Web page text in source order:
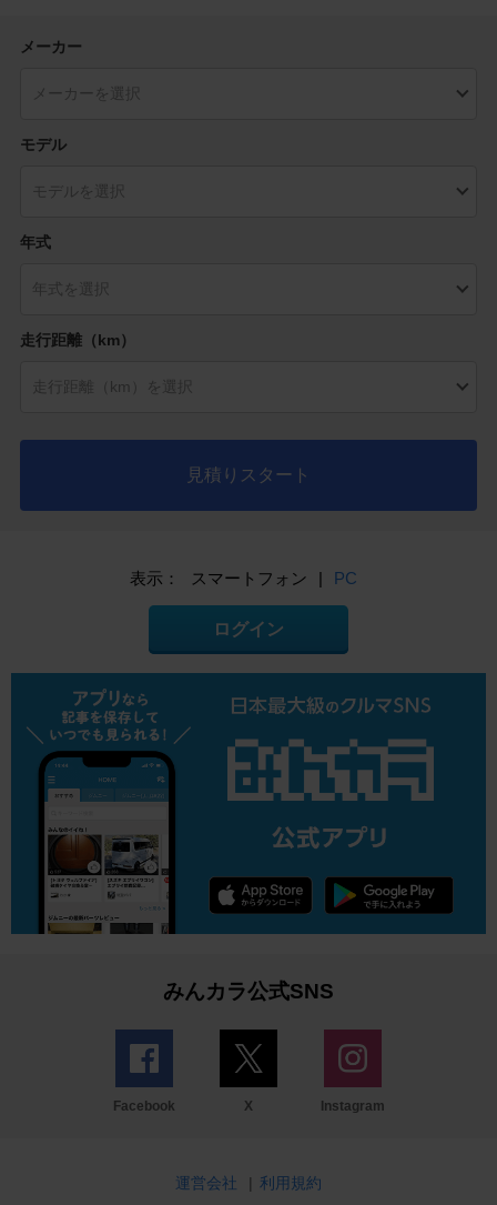
メーカー
モデル
年式
走行距離（km）
見積りスタート
表示： スマートフォン | PC
ログイン
みんカラ公式SNS
Facebook X Instagram
運営会社 | 利用規約